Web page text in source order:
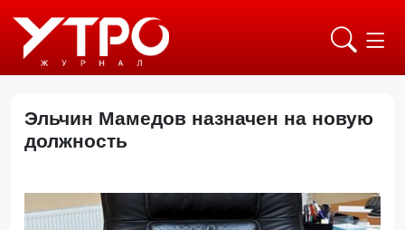
Эльчин Мамедов назначен на новую
должность